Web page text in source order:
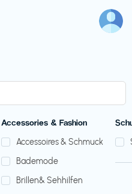
Accessories & Fashion
Accessoires & Schmuck
Bademode
Brillen& Sehhilfen